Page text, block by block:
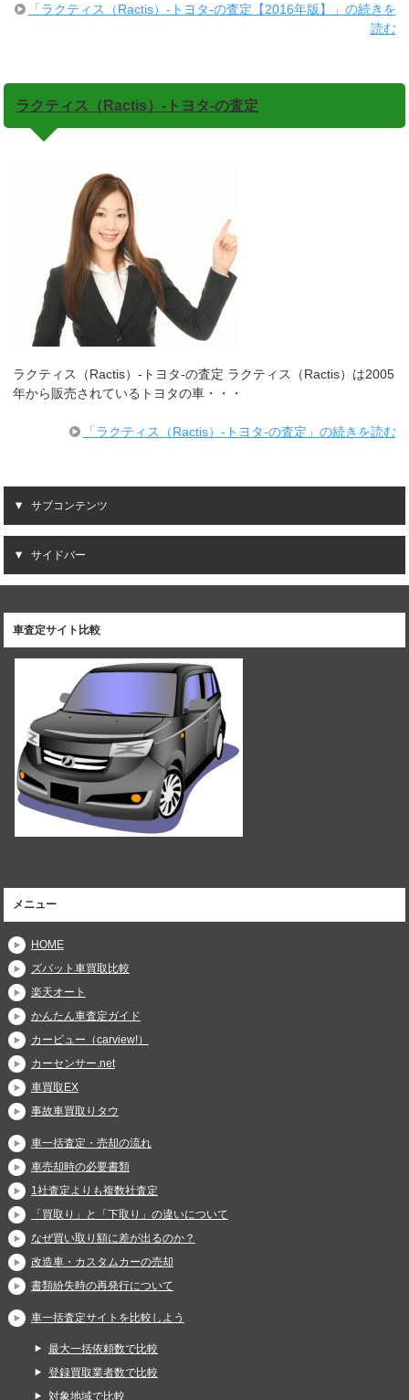
「ラクティス（Ractis）-トヨタ-の査定【2016年版】」の続きを
読む
ラクティス（Ractis）-トヨタ-の査定
ラクティス（Ractis）-トヨタ-の査定 ラクティス（Ractis）は2005
年から販売されているトヨタの車・・・
「ラクティス（Ractis）-トヨタ-の査定」の続きを読む
サブコンテンツ
サイドバー
車査定サイト比較
メニュー
HOME
ズバット車買取比較
楽天オート
かんたん車査定ガイド
カービュー（carview!）
カーセンサー.net
車買取EX
事故車買取りタウ
車一括査定・売却の流れ
車売却時の必要書類
1社査定よりも複数社査定
「買取り」と「下取り」の違いについて
なぜ買い取り額に差が出るのか？
改造車・カスタムカーの売却
書類紛失時の再発行について
車一括査定サイトを比較しよう
最大一括依頼数で比較
登録買取業者数で比較
対象地域で比較